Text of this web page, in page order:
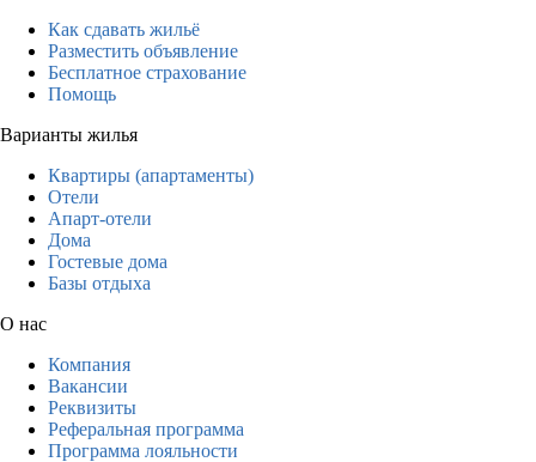
Как сдавать жильё
Разместить объявление
Бесплатное страхование
Помощь
Варианты жилья
Квартиры (апартаменты)
Отели
Апарт-отели
Дома
Гостевые дома
Базы отдыха
О нас
Компания
Вакансии
Реквизиты
Реферальная программа
Программа лояльности